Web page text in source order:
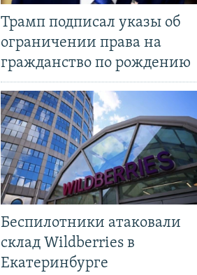
Трамп подписал указы об
ограничении права на
гражданство по рождению
Беспилотники атаковали
склад Wildberries в
Екатеринбурге